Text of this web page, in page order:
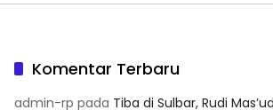
Komentar Terbaru
admin-rp pada Tiba di Sulbar, Rudi